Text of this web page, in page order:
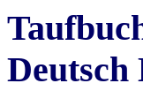
Deutsch